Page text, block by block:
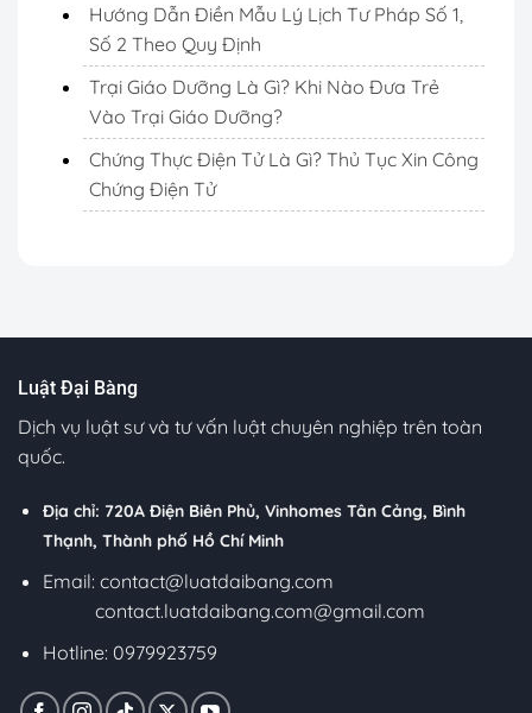
Hướng Dẫn Điền Mẫu Lý Lịch Tư Pháp Số 1,
Số 2 Theo Quy Định
Trại Giáo Dưỡng Là Gì? Khi Nào Đưa Trẻ
Vào Trại Giáo Dưỡng?
Chứng Thực Điện Tử Là Gì? Thủ Tục Xin Công
Chứng Điện Tử
Luật Đại Bàng
Dịch vụ luật sư và tư vấn luật chuyên nghiệp trên toàn
quốc.
Địa chỉ: 720A Điện Biên Phủ, Vinhomes Tân Cảng, Bình
Thạnh, Thành phố Hồ Chí Minh
Email: contact@luatdaibang.com
contact.luatdaibang.com@gmail.com
Hotline: 0979923759